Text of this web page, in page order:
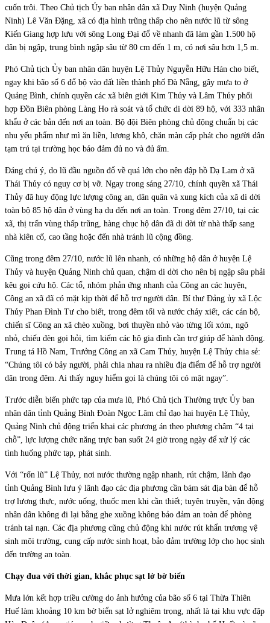
cuốn trôi. Theo Chủ tịch Ủy ban nhân dân xã Duy Ninh (huyện Quảng
Ninh) Lê Văn Đặng, xã có địa hình trũng thấp cho nên nước lũ từ sông
Kiến Giang hợp lưu với sông Long Đại đổ về nhanh đã làm gần 1.500 hộ
dân bị ngập, trung bình ngập sâu từ 80 cm đến 1 m, có nơi sâu hơn 1,5 m.
Phó Chủ tịch Ủy ban nhân dân huyện Lệ Thủy Nguyễn Hữu Hán cho biết,
ngay khi bão số 6 đổ bộ vào đất liền thành phố Đà Nẵng, gây mưa to ở
Quảng Bình, chính quyền các xã biên giới Kim Thủy và Lâm Thủy phối
hợp Đồn Biên phòng Làng Ho rà soát và tổ chức di dời 89 hộ, với 333 nhân
khẩu ở các bản đến nơi an toàn. Bộ đội Biên phòng chủ động chuẩn bị các
nhu yếu phẩm như mì ăn liền, lương khô, chăn màn cấp phát cho người dân
tạm trú tại trường học bảo đảm đủ no và đủ ấm.
Đáng chú ý, do lũ đầu nguồn đổ về quá lớn cho nên đập hồ Dạ Lam ở xã
Thái Thủy có nguy cơ bị vỡ. Ngay trong sáng 27/10, chính quyền xã Thái
Thủy đã huy động lực lượng công an, dân quân và xung kích của xã di dời
toàn bộ 85 hộ dân ở vùng hạ du đến nơi an toàn. Trong đêm 27/10, tại các
xã, thị trấn vùng thấp trũng, hàng chục hộ dân đã di dời từ nhà thấp sang
nhà kiên cố, cao tầng hoặc đến nhà tránh lũ cộng đồng.
Cũng trong đêm 27/10, nước lũ lên nhanh, có những hộ dân ở huyện Lệ
Thủy và huyện Quảng Ninh chủ quan, chậm di dời cho nên bị ngập sâu phải
kêu gọi cứu hộ. Các tổ, nhóm phản ứng nhanh của Công an các huyện,
Công an xã đã có mặt kịp thời để hỗ trợ người dân. Bí thư Đảng ủy xã Lộc
Thủy Phan Đình Tư cho biết, trong đêm tối và nước chảy xiết, các cán bộ,
chiến sĩ Công an xã chèo xuồng, bơi thuyền nhỏ vào từng lối xóm, ngõ
nhỏ, chiếu đèn gọi hỏi, tìm kiếm các hộ gia đình cần trợ giúp để hành động.
Trung tá Hồ Nam, Trưởng Công an xã Cam Thủy, huyện Lệ Thủy chia sẻ:
“Chúng tôi có bảy người, phải chia nhau ra nhiều địa điểm để hỗ trợ người
dân trong đêm. Ai thấy nguy hiểm gọi là chúng tôi có mặt ngay”.
Trước diễn biến phức tạp của mưa lũ, Phó Chủ tịch Thường trực Ủy ban
nhân dân tỉnh Quảng Bình Đoàn Ngọc Lâm chỉ đạo hai huyện Lệ Thủy,
Quảng Ninh chủ động triển khai các phương án theo phương châm “4 tại
chỗ”, lực lượng chức năng trực ban suốt 24 giờ trong ngày để xử lý các
tình huống phức tạp, phát sinh.
Với “rốn lũ” Lệ Thủy, nơi nước thường ngập nhanh, rút chậm, lãnh đạo
tỉnh Quảng Bình lưu ý lãnh đạo các địa phương cần bám sát địa bàn để hỗ
trợ lương thực, nước uống, thuốc men khi cần thiết; tuyên truyền, vận động
nhân dân không đi lại bằng ghe xuồng không bảo đảm an toàn để phòng
tránh tai nạn. Các địa phương cũng chủ động khi nước rút khẩn trương vệ
sinh môi trường, cung cấp nước sinh hoạt, bảo đảm trường lớp cho học sinh
đến trường an toàn.
Chạy đua với thời gian, khắc phục sạt lở bờ biển
Mưa lớn kết hợp triều cường do ảnh hưởng của bão số 6 tại Thừa Thiên
Huế làm khoảng 10 km bờ biển sạt lở nghiêm trọng, nhất là tại khu vực đập